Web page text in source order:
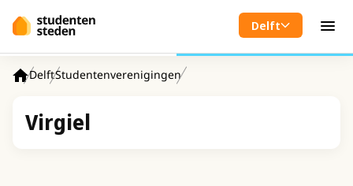
Delft
DelftStudentenverenigingen
Virgiel